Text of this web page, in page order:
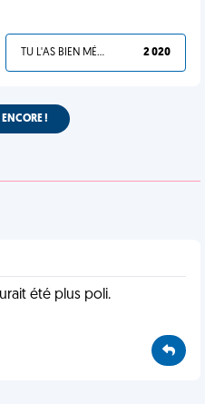
TU L'AS BIEN MÉRITÉ 2 020
ENCORE !
été plus poli.